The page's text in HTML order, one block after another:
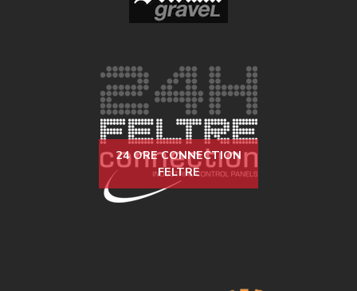
24 ORE CONNECTION
FELTRE